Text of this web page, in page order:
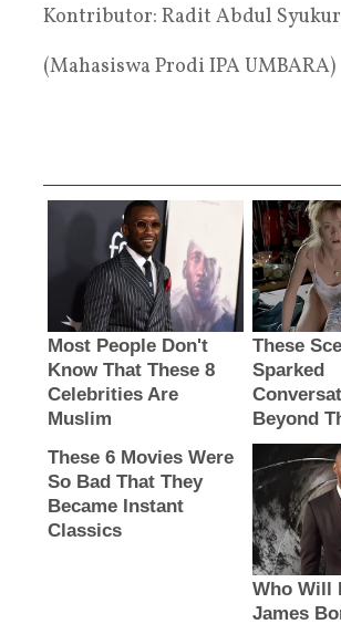
Kontributor: Radit Abdul Syukur
(Mahasiswa Prodi IPA UMBARA)